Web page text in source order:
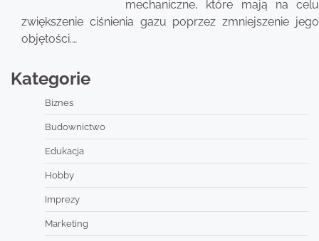
mechaniczne, które mają na celu
zwiększenie ciśnienia gazu poprzez zmniejszenie jego
objętości.…
Kategorie
Biznes
Budownictwo
Edukacja
Hobby
Imprezy
Marketing